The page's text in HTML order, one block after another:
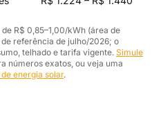
R$ 0,85–1,00/kWh (área de
referência de julho/2026; o
telhado e tarifa vigente. Simule
números exatos, ou veja uma
energia solar.